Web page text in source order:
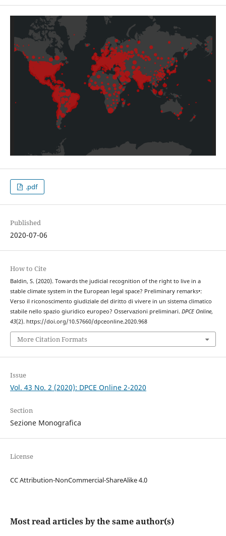
.pdf
Published
2020-07-06
How to Cite
Baldin, S. (2020). Towards the judicial recognition of the right to live in a
stable climate system in the European legal space? Preliminary remarks•:
Verso il riconoscimento giudiziale del diritto di vivere in un sistema climatico
stabile nello spazio giuridico europeo? Osservazioni preliminari. DPCE Online,
43(2). https://doi.org/10.57660/dpceonline.2020.968
More Citation Formats
Issue
Vol. 43 No. 2 (2020): DPCE Online 2-2020
Section
Sezione Monografica
License
CC Attribution-NonCommercial-ShareAlike 4.0
Most read articles by the same author(s)